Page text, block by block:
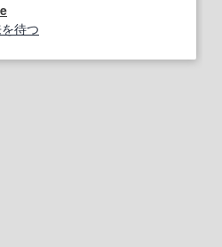
を待つ